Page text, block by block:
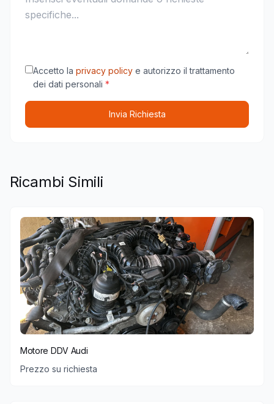
Accetto la privacy policy e autorizzo il trattamento
dei dati personali *
Invia Richiesta
Ricambi Simili
Motore DDV Audi
Prezzo su richiesta